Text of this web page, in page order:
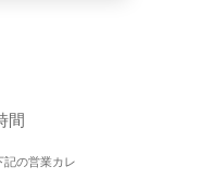
間
の営業カレ